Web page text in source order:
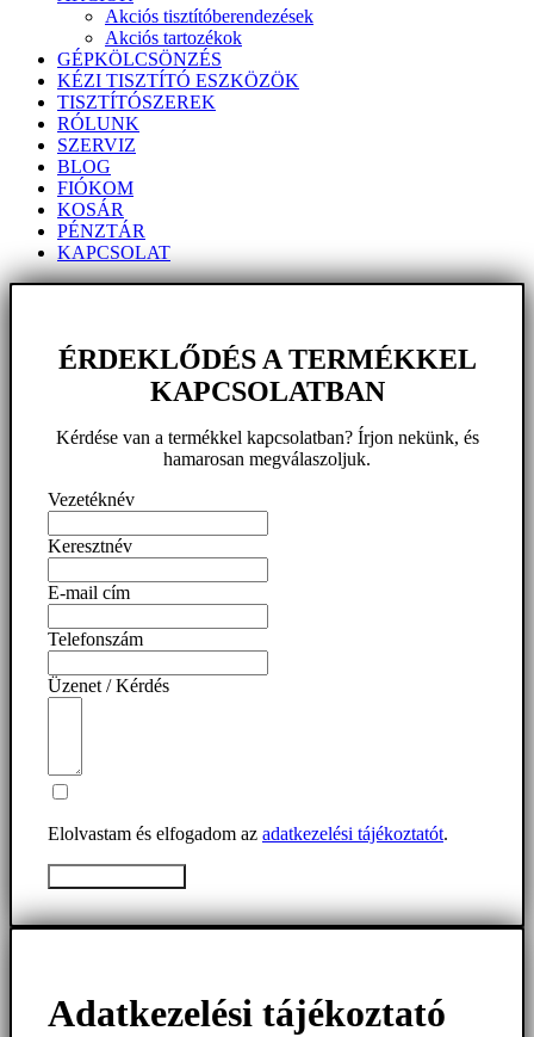
Akciós tisztítóberendezések
Akciós tartozékok
GÉPKÖLCSÖNZÉS
KÉZI TISZTÍTÓ ESZKÖZÖK
TISZTÍTÓSZEREK
RÓLUNK
SZERVIZ
BLOG
FIÓKOM
KOSÁR
PÉNZTÁR
KAPCSOLAT
ÉRDEKLŐDÉS A TERMÉKKEL
KAPCSOLATBAN
Kérdése van a termékkel kapcsolatban? Írjon nekünk, és
hamarosan megválaszoljuk.
Vezetéknév
Keresztnév
E-mail cím
Telefonszám
Üzenet / Kérdés
Elolvastam és elfogadom az adatkezelési tájékoztatót.
Adatkezelési tájékoztató